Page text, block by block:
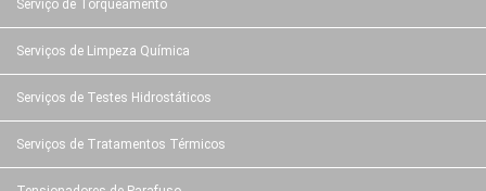
Serviço de Torqueamento
Serviços de Limpeza Química
Serviços de Testes Hidrostáticos
Serviços de Tratamentos Térmicos